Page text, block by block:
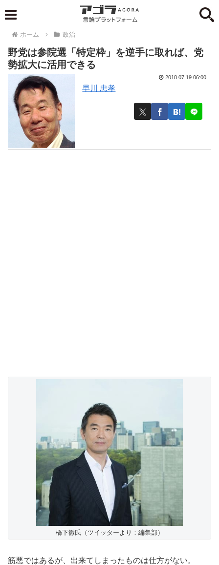
ホーム 政治
野党は参院選「特定枠」を逆手に取れば、党
勢拡大に活用できる
早川 忠孝
2018.07.19 06:00
橋下徹氏（ツイッターより：編集部）
筋悪ではあるが、出来てしまったものは仕方がない。